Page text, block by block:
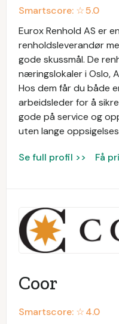
Smartscore: ☆5.0
Eurox Renhold AS er
renholdsleverandør
gode skussmål. De
næringslokaler i Oslo,
Hos dem får du både
arbeidsleder for å
gode på service og
uten lange
Se full profil >> Få
Coor
Smartscore: ☆4.0